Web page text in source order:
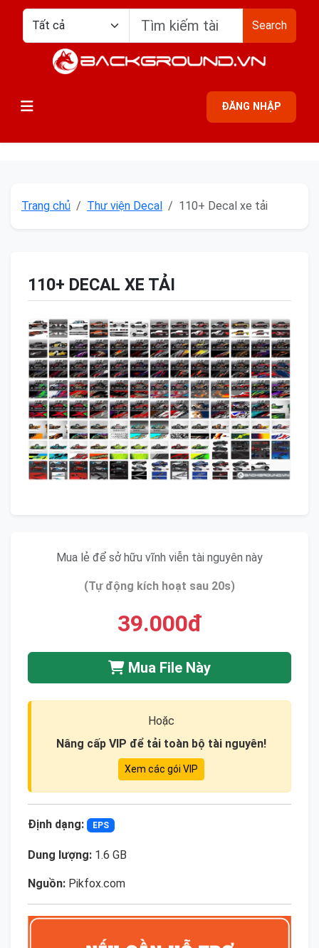
Search
ĐĂNG NHẬP
Trang chủ Thư viện Decal 110+ Decal xe tải
110+ DECAL XE TẢI
Mua lẻ để sở hữu vĩnh viễn tài nguyên này
(Tự động kích hoạt sau 20s)
39.000đ
Mua File Này
Hoặc
Nâng cấp VIP để tải toàn bộ tài nguyên!
Xem các gói VIP
Định dạng: EPS
Dung lượng: 1.6 GB
Nguồn: Pikfox.com